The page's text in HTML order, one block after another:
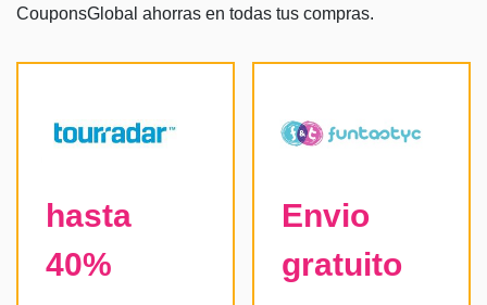
CouponsGlobal ahorras en todas tus compras.
hasta
40%
Envio
gratuito